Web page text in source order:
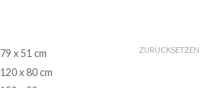
79 x 51 cm
120 x 80 cm
ZURÜCKSETZEN